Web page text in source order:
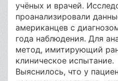
учёных и врачей.
проанализировали
американцев с
года наблюдения. Для
метод, имитирующий
клиническое испытание.
Выяснилось, что у